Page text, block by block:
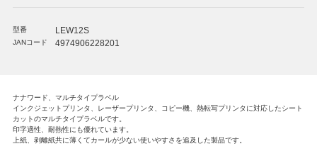
型番 LEW12S
JANコード 4974906228201
ナナワード、マルチタイプラベル
インクジェットプリンタ、レーザープリンタ、コピー機、熱転写プリンタに対応したシート
カットのマルチタイプラベルです。
印字適性、耐熱性にも優れています。
上紙、剥離紙共に薄くてカールが少ない使いやすさを追及した製品です。